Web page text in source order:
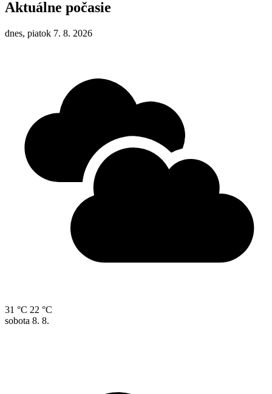
Aktuálne počasie
dnes, piatok 7. 8. 2026
31 °C 22 °C
sobota 8. 8.